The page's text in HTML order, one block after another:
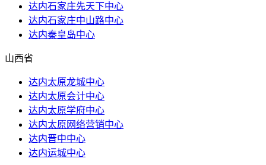
达内石家庄先天下中心
达内石家庄中山路中心
达内秦皇岛中心
山西省
达内太原龙城中心
达内太原会计中心
达内太原学府中心
达内太原网络营销中心
达内晋中中心
达内运城中心